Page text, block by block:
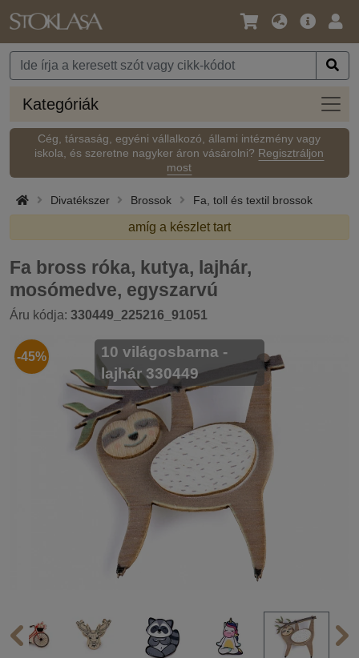
Nyelv
Pénznem
Fő
Kategóriák
Cég, társaság, egyéni vállalkozó, állami intézmény vagy
iskola, és szeretne nagyker áron vásárolni? Regisztráljon
most
Divatékszer Brossok Fa, toll és textil brossok
amíg a készlet tart
Fa bross róka, kutya, lajhár,
mosómedve, egyszarvú
Áru kódja: 330449_225216_91051
-45%
10 világosbarna -
lajhár 330449